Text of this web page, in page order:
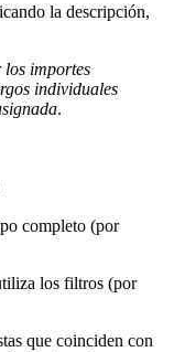
la descripción,
los importes
individuales
.
completo (por
los filtros (por
que coinciden con